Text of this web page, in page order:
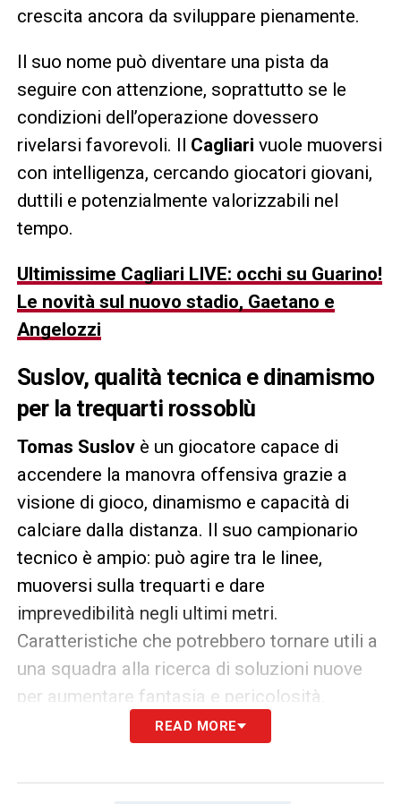
crescita ancora da sviluppare pienamente.
Il suo nome può diventare una pista da
seguire con attenzione, soprattutto se le
condizioni dell’operazione dovessero
rivelarsi favorevoli. Il Cagliari vuole muoversi
con intelligenza, cercando giocatori giovani,
duttili e potenzialmente valorizzabili nel
tempo.
Ultimissime Cagliari LIVE: occhi su Guarino!
Le novità sul nuovo stadio, Gaetano e
Angelozzi
Suslov, qualità tecnica e dinamismo
per la trequarti rossoblù
Tomas Suslovè un giocatore capace di
accendere la manovra offensiva grazie a
visione di gioco, dinamismo e capacità di
calciare dalla distanza. Il suo campionario
tecnico è ampio: può agire tra le linee,
muoversi sulla trequarti e dare
imprevedibilità negli ultimi metri.
Caratteristiche che potrebbero tornare utili a
una squadra alla ricerca di soluzioni nuove
per aumentare fantasia e pericolosità.
Il trequartista dell’Hellas Verona
READ MORE